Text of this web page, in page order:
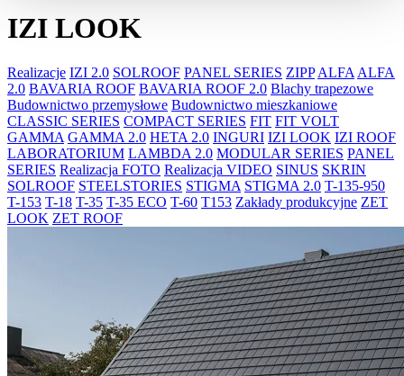
IZI LOOK
Realizacje IZI 2.0 SOLROOF PANEL SERIES ZIPP ALFA ALFA
2.0 BAVARIA ROOF BAVARIA ROOF 2.0 Blachy trapezowe
Budownictwo przemysłowe Budownictwo mieszkaniowe
CLASSIC SERIES COMPACT SERIES FIT FIT VOLT
GAMMA GAMMA 2.0 HETA 2.0 INGURI IZI LOOK IZI ROOF
LABORATORIUM LAMBDA 2.0 MODULAR SERIES PANEL
SERIES Realizacja FOTO Realizacja VIDEO SINUS SKRIN
SOLROOF STEELSTORIES STIGMA STIGMA 2.0 T-135-950
T-153 T-18 T-35 T-35 ECO T-60 T153 Zakłady produkcyjne ZET
LOOK ZET ROOF